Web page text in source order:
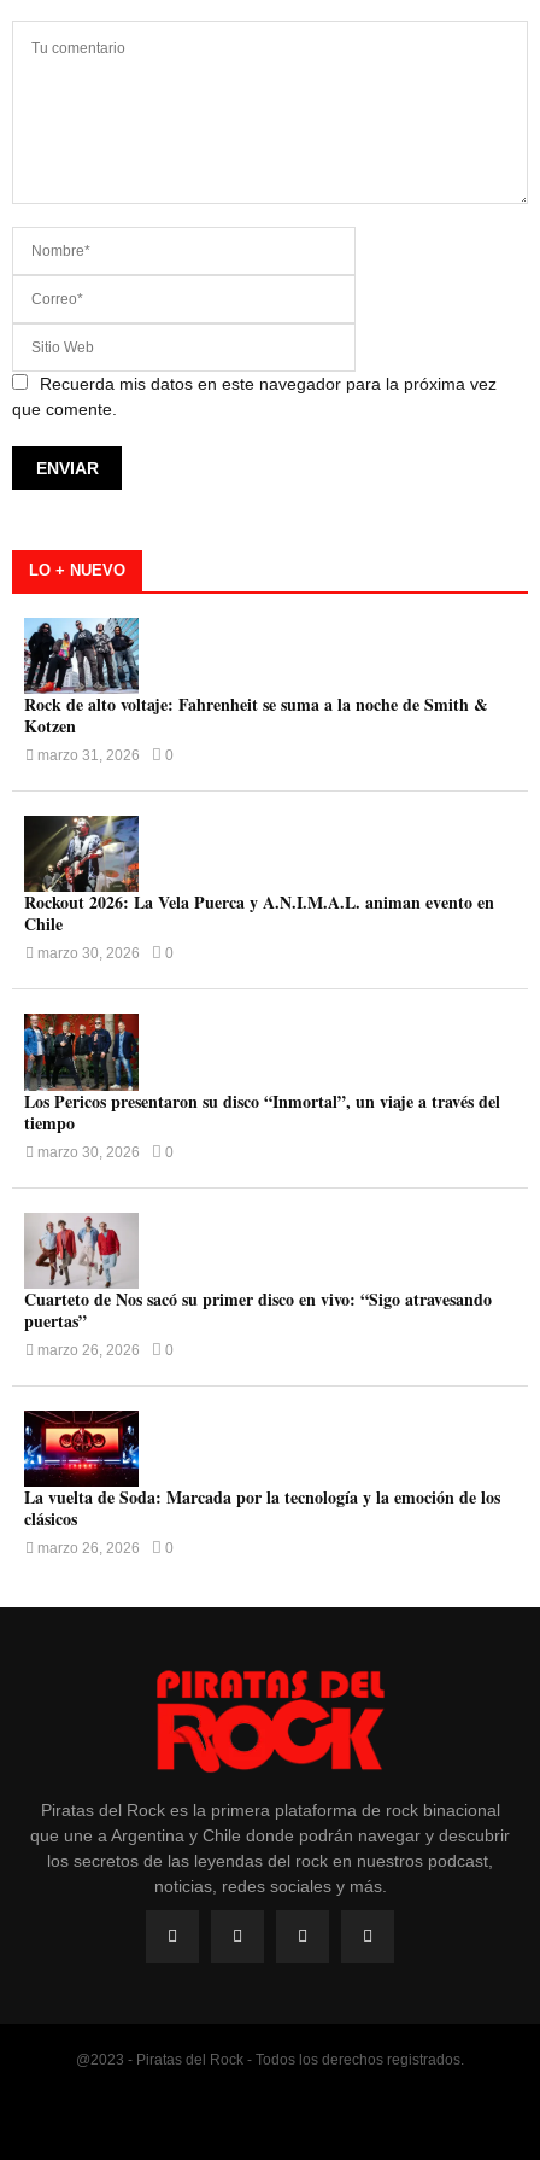
Recuerda mis datos en este navegador para la próxima vez
que comente.
LO + NUEVO
Rock de alto voltaje: Fahrenheit se suma a la noche de Smith &
Kotzen
marzo 31, 2026 0
Rockout 2026: La Vela Puerca y A.N.I.M.A.L. animan evento en
Chile
marzo 30, 2026 0
Los Pericos presentaron su disco “Inmortal”, un viaje a través del
tiempo
marzo 30, 2026 0
Cuarteto de Nos sacó su primer disco en vivo: “Sigo atravesando
puertas”
marzo 26, 2026 0
La vuelta de Soda: Marcada por la tecnología y la emoción de los
clásicos
marzo 26, 2026 0
Piratas del Rock es la primera plataforma de rock binacional
que une a Argentina y Chile donde podrán navegar y descubrir
los secretos de las leyendas del rock en nuestros podcast,
noticias, redes sociales y más.
@2023 - Piratas del Rock - Todos los derechos registrados.